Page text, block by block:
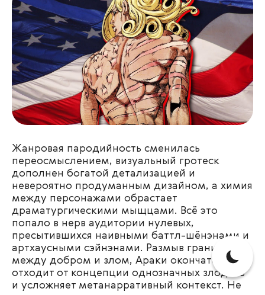
Жанровая пародийность сменилась
переосмыслением, визуальный гротеск
дополнен богатой детализацией и
невероятно продуманным дизайном, а химия
между персонажами обрастает
драматургическими мыщцами. Всё это
попало в нерв аудитории нулевых,
пресытившихся наивными баттл-шёнэнами и
артхаусными сэйнэнами. Размыв границу
между добром и злом, Араки окончательно
отходит от концепции однозначных злодеев
и усложняет метанарративный контекст. Не